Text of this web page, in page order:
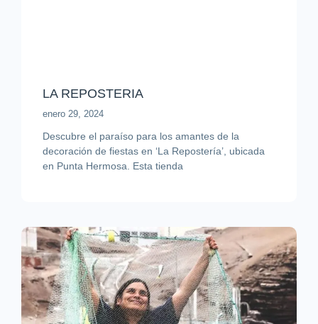
LA REPOSTERIA
enero 29, 2024
Descubre el paraíso para los amantes de la
decoración de fiestas en ‘La Repostería’, ubicada
en Punta Hermosa. Esta tienda